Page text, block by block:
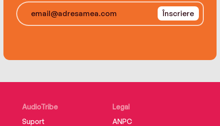
Înscriere
AudioTribe
Suport
Legal
ANPC